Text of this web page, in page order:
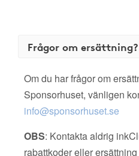
Frågor om ersättning?
Om du har frågor om
Sponsorhuset, vänligen
info@sponsorhuset.se
OBS: Kontakta aldrig
rabattkoder eller